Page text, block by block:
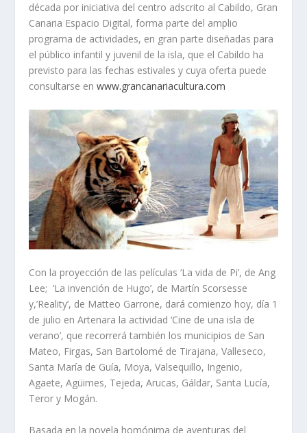
década por iniciativa del centro adscrito al Cabildo, Gran
Canaria Espacio Digital, forma parte del amplio
programa de actividades, en gran parte diseñadas para
el público infantil y juvenil de la isla, que el Cabildo ha
previsto para las fechas estivales y cuya oferta puede
consultarse enwww.grancanariacultura.com
Con la proyección de las películas ‘La vida de Pi’, de Ang
Lee; ‘La invención de Hugo’, de Martín Scorsesse
y,’Reality’, de Matteo Garrone, dará comienzo hoy, día 1
de julio en Artenara la actividad ‘Cine de una isla de
verano’, que recorrerá también los municipios de San
Mateo, Firgas, San Bartolomé de Tirajana, Valleseco,
Santa María de Guía, Moya, Valsequillo, Ingenio,
Agaete, Agüimes, Tejeda, Arucas, Gáldar, Santa Lucía,
Teror y Mogán.
Basada en la novela homónima de aventuras del